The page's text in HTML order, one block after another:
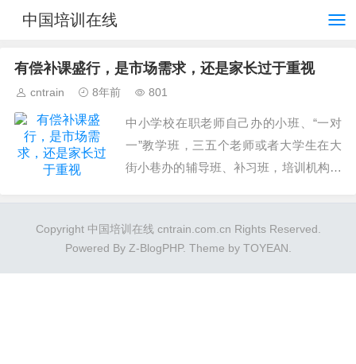
中国培训在线
有偿补课盛行，是市场需求，还是家长过于重视
cntrain 8年前 801
中小学校在职老师自己办的小班、“一对
一”教学班，三五个老师或者大学生在大
街小巷办的辅导班、补习班，培训机构更
Copyright 中国培训在线 cntrain.com.cn Rights Reserved.
Powered By Z-BlogPHP. Theme by TOYEAN